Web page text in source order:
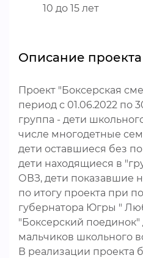
10 до 15 лет
Описание проекта
Проект "Боксерская
период с 01.06.2022 по
группа - дети
числе многодетные
дети оставшиеся без
дети находящиеся в
ОВЗ, дети показавшие
по итогу проекта при
губернатора Югры "
"Боксерский поединок"
мальчиков школьного
В реализации проекта